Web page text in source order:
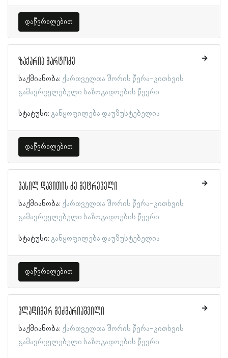
დაწვრილებით
ზაქარია მარტოძე
საქმიანობა: ქართველთა შორის წერა-კითხვის
გამავრცელებელი საზოგადოების წევრი
სტატუსი: განყოფილება დაუზუსტებელია
დაწვრილებით
ვასილ დავითის ძე მეტრეველი
საქმიანობა: ქართველთა შორის წერა-კითხვის
გამავრცელებელი საზოგადოების წევრი
სტატუსი: განყოფილება დაუზუსტებელია
დაწვრილებით
ვლადიმერ მეძმარიაშვილი
საქმიანობა: ქართველთა შორის წერა-კითხვის
გამავრცელებელი საზოგადოების წევრი